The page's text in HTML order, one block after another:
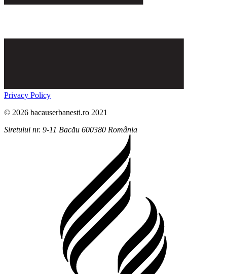
Privacy Policy
© 2026 bacauserbanesti.ro 2021
Siretului nr. 9-11 Bacău 600380 România